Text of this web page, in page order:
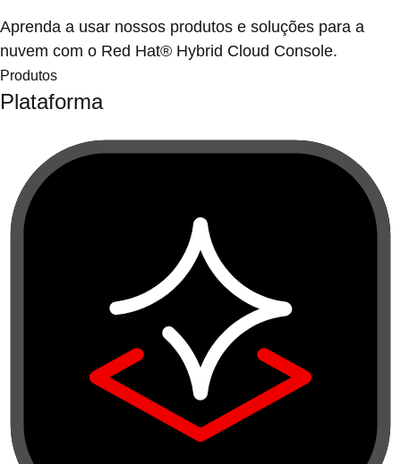
Aprenda a usar nossos produtos e soluções para a
nuvem com o Red Hat® Hybrid Cloud Console.
Produtos
Plataforma